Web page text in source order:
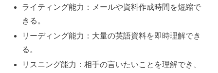
ライティング能力：メールや資料作成時間を短縮で
きる。
リーディング能力：大量の英語資料を即時理解でき
る。
リスニング能力：相手の言いたいことを理解でき、